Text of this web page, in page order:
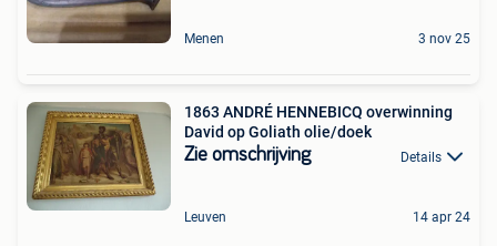
Menen 3 nov 25
1863 ANDRÉ HENNEBICQ overwinning
David op Goliath olie/doek
Zie omschrijving Details
Leuven 14 apr 24